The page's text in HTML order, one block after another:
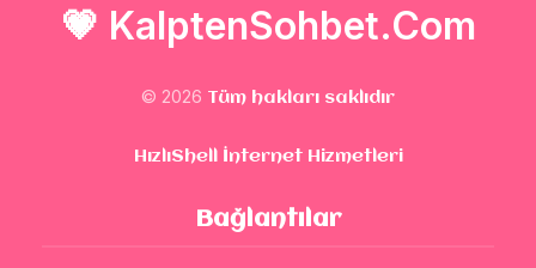
💗 KalptenSohbet.Com
© 2026 Tüm hakları saklıdır
HızlıShell İnternet Hizmetleri
Bağlantılar